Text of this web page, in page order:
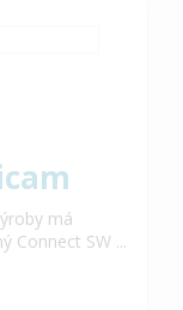
má
Connect SW ...